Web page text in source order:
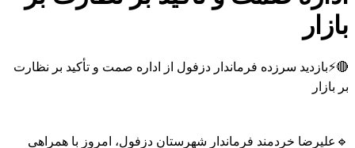
سرزده فرماندار دزفول از اداره صمت و تأکید بر نظارت
خردمند فرماندار شهرستان دزفول، امروز با همراهی